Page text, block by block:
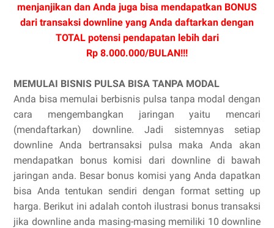
menjanjikan dan Anda juga bisa mendapatkan BONUS
dari transaksi downline yang Anda daftarkan dengan
TOTAL potensi pendapatan lebih dari
Rp 8.000.000/BULAN!!!
MEMULAI BISNIS PULSA BISA TANPA MODAL
Anda bisa memulai berbisnis pulsa tanpa modal dengan
cara mengembangkan jaringan yaitu mencari
(mendaftarkan) downline. Jadi sistemnyas setiap
downline Anda bertransaksi pulsa maka Anda akan
mendapatkan bonus komisi dari downline di bawah
jaringan anda. Besar bonus komisi yang Anda dapatkan
bisa Anda tentukan sendiri dengan format setting up
harga. Berikut ini adalah contoh ilustrasi bonus transaksi
jika downline anda masing-masing memiliki 10 downline